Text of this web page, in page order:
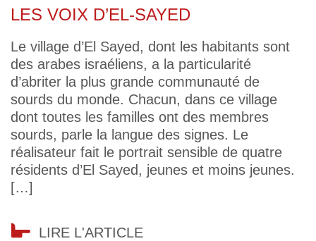
LES VOIX D’EL-SAYED
Le village d’El Sayed, dont les habitants sont
des arabes israéliens, a la particularité
d’abriter la plus grande communauté de
sourds du monde. Chacun, dans ce village
dont toutes les familles ont des membres
sourds, parle la langue des signes. Le
réalisateur fait le portrait sensible de quatre
résidents d’El Sayed, jeunes et moins jeunes.
[…]
LIRE L'ARTICLE